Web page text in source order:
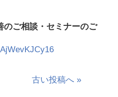
のご相談・セミナーのご
古い投稿へ »